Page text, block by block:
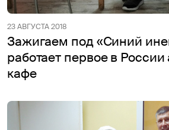
23 АВГУСТА 2018
Зажигаем под «Синий
работает первое в
кафе